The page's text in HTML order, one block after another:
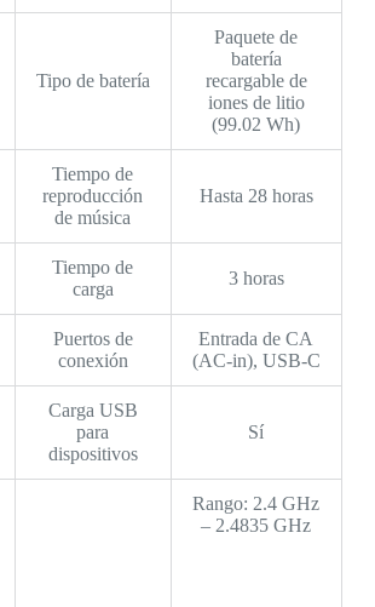
Tipo de batería
Paquete de
batería
recargable de
iones de litio
(99.02 Wh)
Tiempo de
reproducción
de música
Hasta 28 horas
Tiempo de
carga
3 horas
Puertos de
conexión
Entrada de CA
(AC-in), USB-C
Carga USB
para
dispositivos
Sí
Rango: 2.4 GHz
– 2.4835 GHz